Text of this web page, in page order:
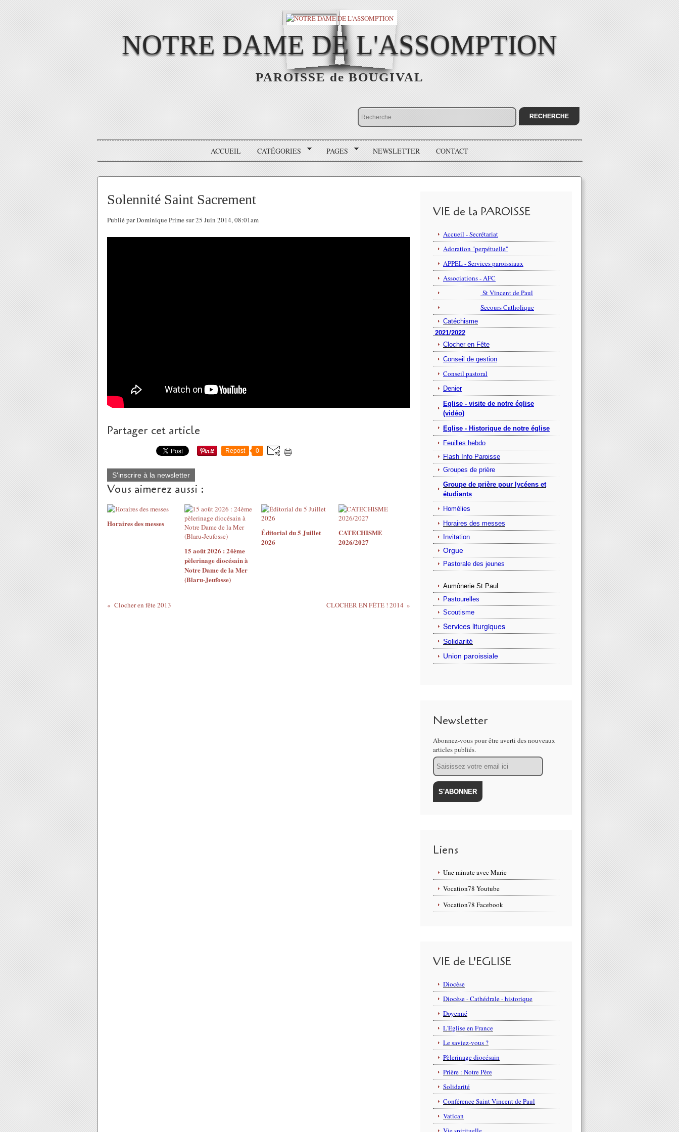
NOTRE DAME DE L'ASSOMPTION
PAROISSE de BOUGIVAL
ACCUEIL CATÉGORIES PAGES NEWSLETTER CONTACT
Solennité Saint Sacrement
Publié par Dominique Prime sur 25 Juin 2014, 08:01am
Partager cet article
Repost 0
S'inscrire à la newsletter
Vous aimerez aussi :
Horaires des messes
15 août 2026 : 24ème
pèlerinage diocésain à
Notre Dame de la Mer
(Blaru-Jeufosse)
Éditorial du 5 Juillet
2026
CATECHISME
2026/2027
Clocher en fête 2013 CLOCHER EN FÊTE ! 2014
VIE de la PAROISSE
Accueil - Secrétariat
Adoration "perpétuelle"
APPEL - Services paroissiaux
Associations - AFC
St Vincent de Paul
Secours Catholique
Catéchisme
2021/2022
Clocher en Fête
Conseil de gestion
Conseil pastoral
Denier
Eglise - visite de notre église
(vidéo)
Eglise - Historique de notre église
Feuilles hebdo
Flash Info Paroisse
Groupes de prière
Groupe de prière pour lycéens et
étudiants
Homélies
Horaires des messes
Invitation
Orgue
Pastorale des jeunes
Aumônerie St Paul
Pastourelles
Scoutisme
Services liturgiques
Solidarité
Union paroissiale
Newsletter
Abonnez-vous pour être averti des nouveaux
articles publiés.
Email
Liens
Une minute avec Marie
Vocation78 Youtube
Vocation78 Facebook
VIE de L'EGLISE
Diocèse
Diocèse - Cathédrale - historique
Doyenné
L'Eglise en France
Le saviez-vous ?
Pèlerinage diocésain
Prière : Notre Père
Solidarité
Conférence Saint Vincent de Paul
Vatican